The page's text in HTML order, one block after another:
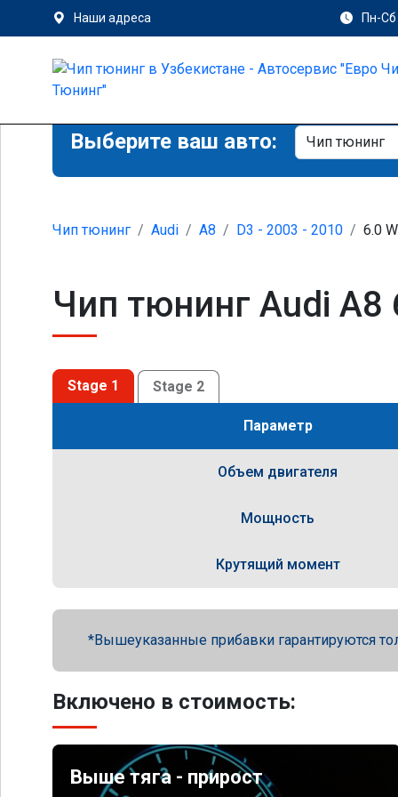
Наши адреса Пн-Сб
Выберите ваш авто:
Чип тюнинг Audi A8 D3 - 2003 - 2010 6.0
Чип тюнинг Audi A8
Stage 1 Stage 2
Параметр
Объем двигателя
Мощность
Крутящий момент
Вышеуказанные прибавки гарантируются
Включено в стоимость:
Выше тяга - прирост